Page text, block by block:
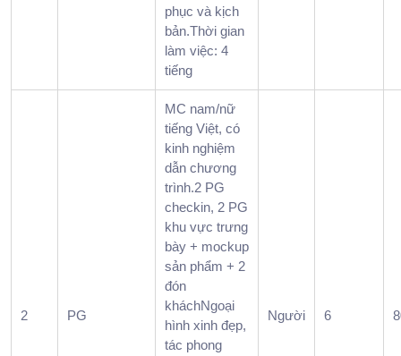
phục và kịch
bản.Thời gian
làm việc: 4
tiếng
2 PG
MC nam/nữ
tiếng Việt, có
kinh nghiệm
dẫn chương
trình.2 PG
checkin, 2 PG
khu vực trưng
bày + mockup
sản phẩm + 2
đón
kháchNgoại
hình xinh đẹp,
tác phong
Người 6